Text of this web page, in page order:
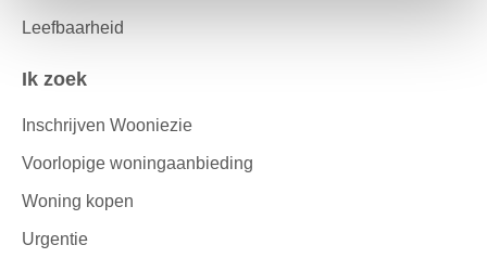
Leefbaarheid
Ik zoek
Inschrijven Wooniezie
Voorlopige woningaanbieding
Woning kopen
Urgentie